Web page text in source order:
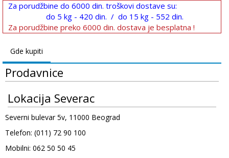
Za porudžbine do 6000 din. troškovi dostave su:
do 5 kg - 420 din. / do 15 kg - 552 din.
Za porudžbine preko 6000 din. dostava je besplatna !
Gde kupiti
Prodavnice
Lokacija Severac
Severni bulevar 5v, 11000 Beograd
Telefon: (011) 72 90 100
Mobilni: 062 50 50 45